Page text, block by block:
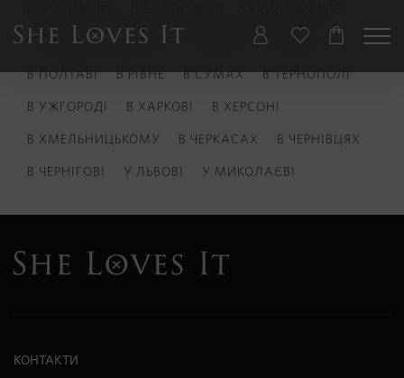
В КРОПИВНИЦЬКОМУ В ОДЕСІ
В ПОЛТАВІ В РІВНЕ В СУМАХ В ТЕРНОПОЛІ
В УЖГОРОДІ В ХАРКОВІ В ХЕРСОНІ
В ХМЕЛЬНИЦЬКОМУ В ЧЕРКАСАХ В ЧЕРНІВЦЯХ
В ЧЕРНІГОВІ У ЛЬВОВІ У МИКОЛАЄВІ
КОНТАКТИ